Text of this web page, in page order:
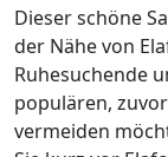
Dieser schöne
der Nähe von
Ruhesuchende
populären,
vermeiden